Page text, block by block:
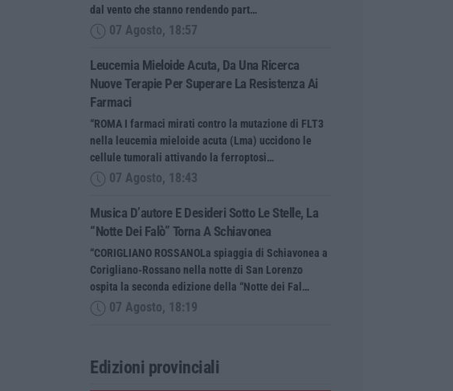
dal vento che stanno rendendo part…
07 Agosto, 18:57
Leucemia Mieloide Acuta, Da Una Ricerca
Nuove Terapie Per Superare La Resistenza Ai
Farmaci
“ROMA I farmaci mirati contro la mutazione di FLT3
nella leucemia mieloide acuta (Lma) uccidono le
cellule tumorali attivando la ferroptosi…
07 Agosto, 18:43
Musica D’autore E Desideri Sotto Le Stelle, La
“Notte Dei Falò” Torna A Schiavonea
“CORIGLIANO ROSSANOLa spiaggia di Schiavonea a
Corigliano-Rossano nella notte di San Lorenzo
ospita la seconda edizione della “Notte dei Fal…
07 Agosto, 18:19
Edizioni provinciali